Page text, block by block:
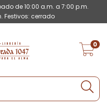
de 10:00 a.m. a 7:00 p.m.
Festivos: cerrado
0